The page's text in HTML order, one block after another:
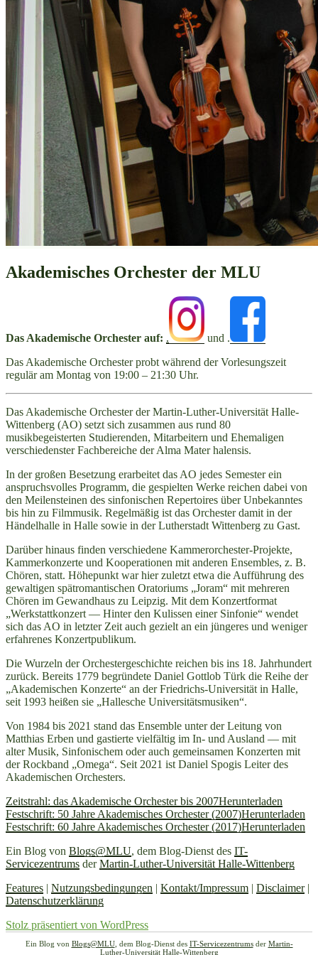
Akademisches Orchester der MLU
Das Akademische Orchester auf: .
und .
Das Akademische Orchester probt während der Vorlesungszeit
regulär am Montag von 19:00 – 21:30 Uhr.
Das Akademische Orchester der Martin-Luther-Universität Halle-
Wittenberg (AO) setzt sich zusammen aus rund 80
musikbegeisterten Studierenden, Mitarbeitern und Ehemaligen
verschiedenster Fachbereiche der Alma Mater halensis.
In der großen Besetzung erarbeitet das AO jedes Semester ein
anspruchsvolles Programm, die gespielten Werke reichen dabei von
den Meilensteinen des sinfonischen Repertoires über Unbekanntes
bis hin zu Filmmusik. Regelmäßig ist das Orchester damit in der
Händelhalle in Halle sowie in der Lutherstadt Wittenberg zu Gast.
Darüber hinaus finden verschiedene Kammerorchester-Projekte,
Kammerkonzerte und Kooperationen mit anderen Ensembles, z. B.
Chören, statt. Höhepunkt war hier zuletzt etwa die Aufführung des
gewaltigen spätromantischen Oratoriums „Joram“ mit mehreren
Chören im Gewandhaus zu Leipzig. Mit dem Konzertformat
„Werkstattkonzert — Hinter den Kulissen einer Sinfonie“ wendet
sich das AO in letzter Zeit auch gezielt an ein jüngeres und weniger
erfahrenes Konzertpublikum.
Die Wurzeln der Orchestergeschichte reichen bis ins 18. Jahrhundert
zurück. Bereits 1779 begründete Daniel Gottlob Türk die Reihe der
„Akademischen Konzerte“ an der Friedrichs-Universität in Halle,
seit 1993 heißen sie „Hallesche Universitätsmusiken“.
Von 1984 bis 2021 stand das Ensemble unter der Leitung von
Matthias Erben und gastierte vielfältig im In- und Ausland — mit
alter Musik, Sinfonischem oder auch gemeinsamen Konzerten mit
der Rockband „Omega“. Seit 2021 ist Daniel Spogis Leiter des
Akademischen Orchesters.
Zeitstrahl: das Akademische Orchester bis 2007Herunterladen
Festschrift: 50 Jahre Akademisches Orchester (2007)Herunterladen
Festschrift: 60 Jahre Akademisches Orchester (2017)Herunterladen
Ein Blog von Blogs@MLU, dem Blog-Dienst des IT-
Servicezentrums derMartin-Luther-Universität Halle-Wittenberg
Features | Nutzungsbedingungen | Kontakt/Impressum | Disclaimer|
Datenschutzerklärung
Stolz präsentiert von WordPress
Ein Blog von Blogs@MLU, dem Blog-Dienst des IT-Servicezentrumsder Martin-
Luther-Universität Halle-Wittenberg